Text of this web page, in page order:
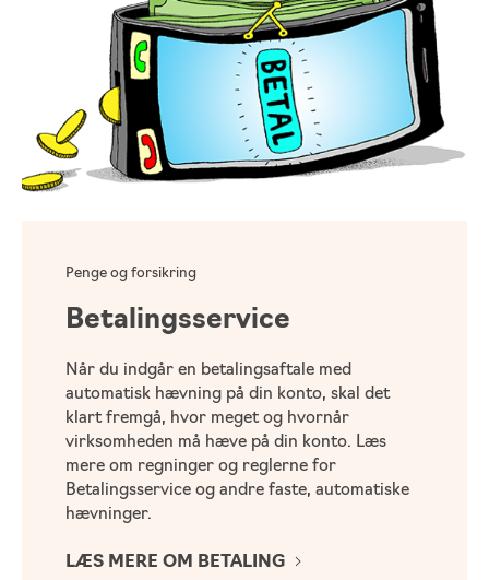
Penge og forsikring
Betalingsservice
Når du indgår en betalingsaftale med
automatisk hævning på din konto, skal det
klart fremgå, hvor meget og hvornår
virksomheden må hæve på din konto. Læs
mere om regninger og reglerne for
Betalingsservice og andre faste, automatiske
hævninger.
LÆS MERE OM BETALING